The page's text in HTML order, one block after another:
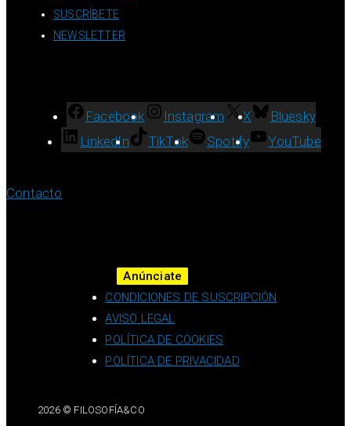
SUSCRÍBETE
NEWSLETTER
Facebook Instagram X
Bluesky
LinkedIn
TikTok Spotify YouTube
Contacto
Anúnciate
CONDICIONES DE SUSCRIPCIÓN
AVISO LEGAL
POLÍTICA DE COOKIES
POLÍTICA DE PRIVACIDAD
2026 © FILOSOFÍA&CO